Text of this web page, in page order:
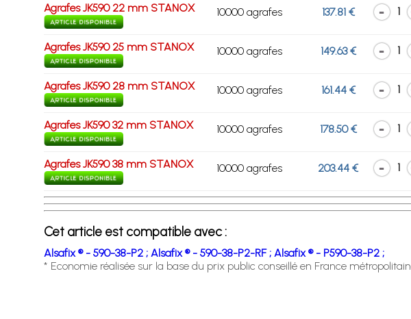
Agrafes JK590 22 mm STANOX 10000 agrafes 137.81 € 1
Agrafes JK590 25 mm STANOX 10000 agrafes 149.63 € 1
Agrafes JK590 28 mm STANOX 10000 agrafes 161.44 € 1
Agrafes JK590 32 mm STANOX 10000 agrafes 178.50 € 1
Agrafes JK590 38 mm STANOX 10000 agrafes 203.44 € 1
Cet article est compatible avec :
Alsafix ® - 590-38-P2 ; Alsafix ® - 590-38-P2-RF ; Alsafix ® - P590-38-P2 ;
* Economie réalisée sur la base du prix public conseillé en France